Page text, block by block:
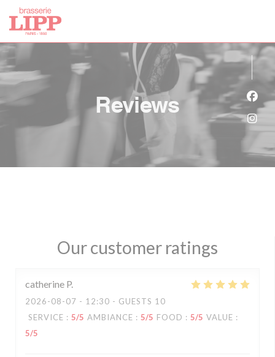
Personalizing your cookie choices
Reviews
Our customer ratings
catherine P
2026-08-07 - 12:30 - GUESTS 10
SERVICE : 5/5 AMBIANCE : 5/5 FOOD : 5/5 VALUE :
5/5